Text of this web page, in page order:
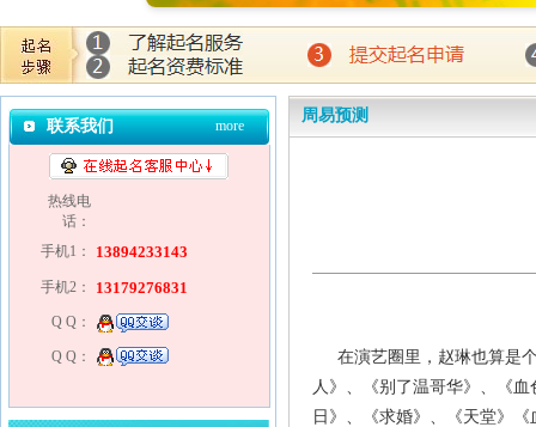
联系我们 more
热线电
话：
手机1：
13894233143
手机2： 13179276831
Q Q：
Q Q：
周易预测
在演艺圈里，赵琳也算是
人》、《别了温哥华》、《
日》、《求婚》、《天堂》